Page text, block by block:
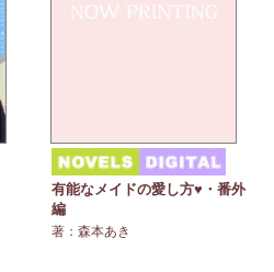
有能なメイドの愛し方♥・番外
編
著：森本あき